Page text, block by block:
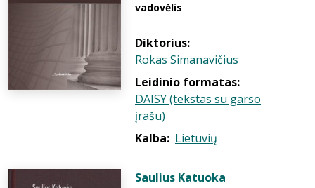
vadovėlis
Diktorius:
Rokas Simanavičius
Leidinio formatas:
DAISY (tekstas su garso
įrašu)
Kalba: Lietuvių
Saulius Katuoka